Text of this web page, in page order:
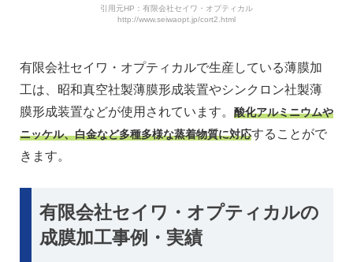
引用元HP：有限会社セイワ・オプティカル
http://www.seiwaopt.jp/cort2.html
有限会社セイワ・オプティカルで生産している薄膜加
工は、昭和真空社製薄膜形成装置やシンクロン社製薄
膜形成装置などが使用されています。 酸化アルミニウムや
ニッケル、白金など多種多様な蒸着物質に対応することがで
きます。
有限会社セイワ・オプティカルの
成膜加工事例・実績